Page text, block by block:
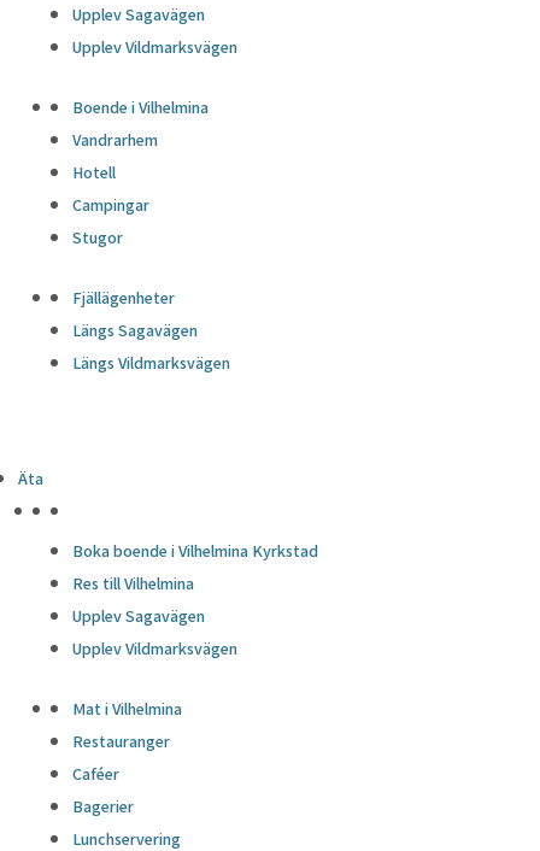
Upplev Sagavägen
Upplev Vildmarksvägen
Boende i Vilhelmina
Vandrarhem
Hotell
Campingar
Stugor
Fjällägenheter
Längs Sagavägen
Längs Vildmarksvägen
Äta
Boka boende i Vilhelmina Kyrkstad
Res till Vilhelmina
Upplev Sagavägen
Upplev Vildmarksvägen
Mat i Vilhelmina
Restauranger
Caféer
Bagerier
Lunchservering